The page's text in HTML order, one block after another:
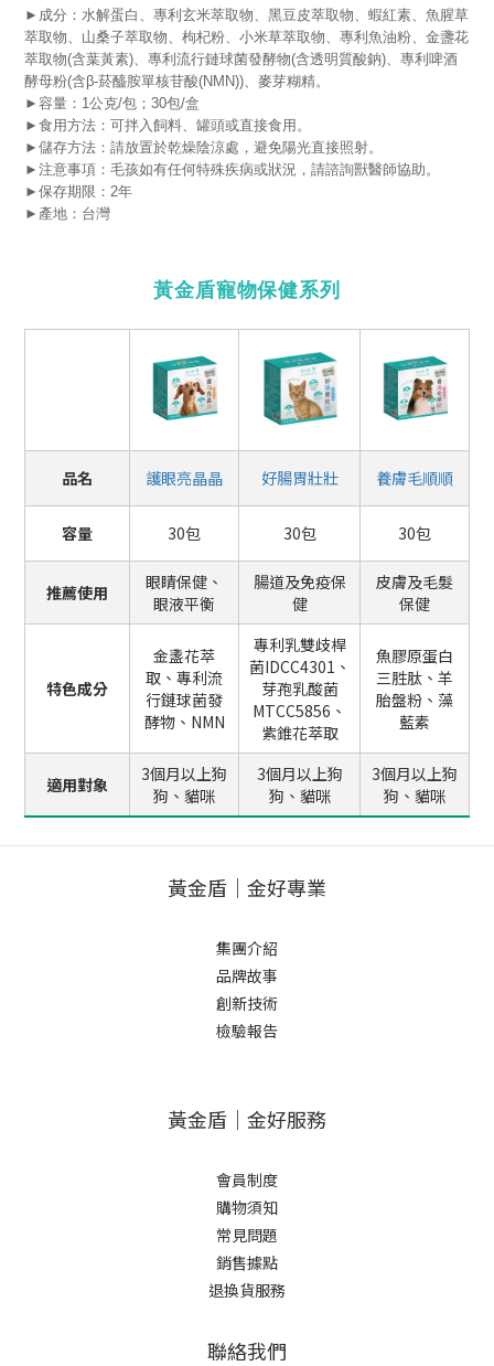
►成分：水解蛋白、專利玄米萃取物、黑豆皮萃取物、蝦紅素、魚腥草
萃取物、山桑子萃取物、枸杞粉、小米草萃取物、專利魚油粉、金盞花
萃取物(含葉黃素)、專利流行鏈球菌發酵物(含透明質酸鈉)、專利啤酒
酵母粉(含β-菸醯胺單核苷酸(NMN))、麥芽糊精。
►容量：1公克/包；30包/盒
►食用方法：可拌入飼料、罐頭或直接食用。
►儲存方法：請放置於乾燥陰涼處，避免陽光直接照射。
►注意事項：毛孩如有任何特殊疾病或狀況，請諮詢獸醫師協助。
►保存期限：2年
►產地：台灣
黃金盾寵物保健系列
品名 護眼亮晶晶 好腸胃壯壯 養膚毛順順
容量 30包 30包 30包
推薦使用
眼睛保健、
眼液平衡
腸道及免疫保
健
皮膚及毛髮
保健
特色成分
金盞花萃
取、專利流
行鏈球菌發
酵物、NMN
專利乳雙歧桿
菌IDCC4301、
芽孢乳酸菌
MTCC5856、
紫錐花萃取
魚膠原蛋白
三胜肽、羊
胎盤粉、藻
藍素
適用對象
3個月以上狗
狗、貓咪
3個月以上狗
狗、貓咪
3個月以上狗
狗、貓咪
黃金盾｜金好專業
集團介紹
品牌故事
創新技術
檢驗報告
黃金盾｜金好服務
會員制度
購物須知
常見問題
銷售據點
退換貨服務
聯絡我們